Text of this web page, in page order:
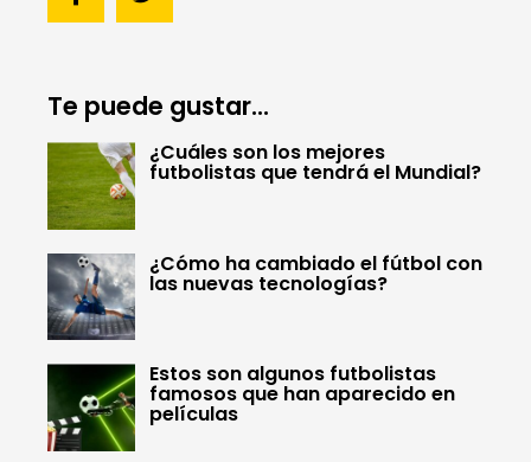
Te puede gustar...
¿Cuáles son los mejores
futbolistas que tendrá el Mundial?
¿Cómo ha cambiado el fútbol con
las nuevas tecnologías?
Estos son algunos futbolistas
famosos que han aparecido en
películas